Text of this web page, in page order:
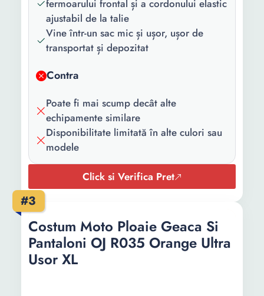
fermoarului frontal și a cordonului elastic
ajustabil de la talie
Vine într-un sac mic și ușor, ușor de
transportat și depozitat
Contra
Poate fi mai scump decât alte
echipamente similare
Disponibilitate limitată în alte culori sau
modele
Click si Verifica Pret
#3
Costum Moto Ploaie Geaca Si
Pantaloni OJ R035 Orange Ultra
Usor XL